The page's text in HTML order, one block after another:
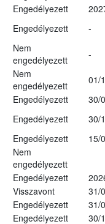
Engedélyezett
Engedélyezett -
Nem
engedélyezett
-
Nem
engedélyezett
01/
Engedélyezett
30/
Engedélyezett
30/
Engedélyezett
15/
Nem
engedélyezett
Engedélyezett
Visszavont
31/
Engedélyezett
31/
Engedélyezett
30/